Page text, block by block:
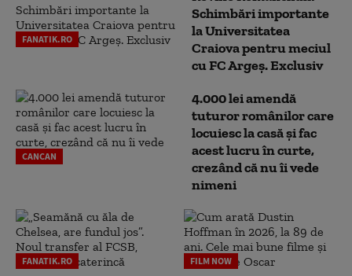
FANATIK.RO
Schimbări importante
la Universitatea
Craiova pentru meciul
cu FC Argeş. Exclusiv
CANCAN
4.000 lei amendă
tuturor românilor care
locuiesc la casă și fac
acest lucru în curte,
crezând că nu îi vede
nimeni
FANATIK.RO FILM NOW